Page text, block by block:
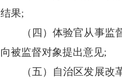
结果;
（四）体验官从事
向被监督对象提出意见;
（五）
自治区发展改